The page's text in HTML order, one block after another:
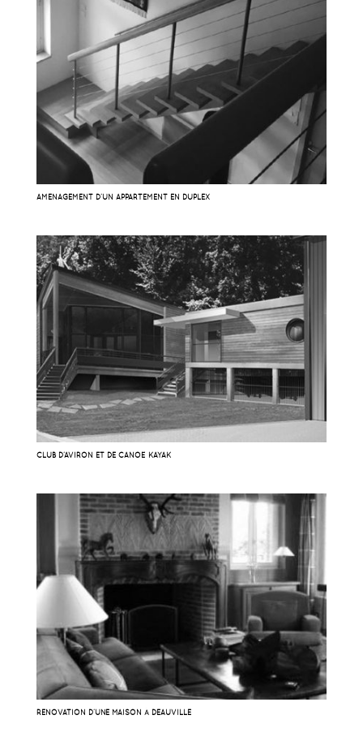
AMÉNAGEMENT D’UN APPARTEMENT EN DUPLEX
CLUB D’AVIRON ET DE CANOË KAYAK
RÉNOVATION D’UNE MAISON À DEAUVILLE